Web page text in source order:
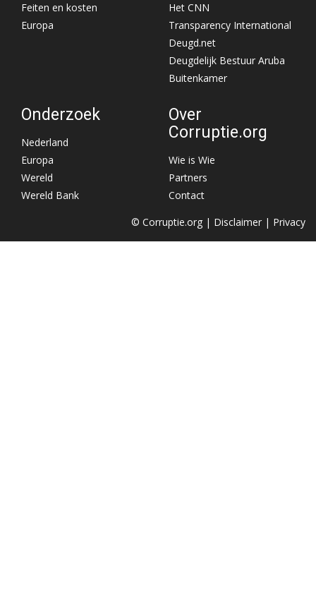
Feiten en kosten
Europa
Het CNN
Transparency International
Deugd.net
Deugdelijk Bestuur Aruba
Buitenkamer
Onderzoek
Nederland
Europa
Wereld
Wereld Bank
Over
Corruptie.org
Wie is Wie
Partners
Contact
© Corruptie.org | Disclaimer | Privacy